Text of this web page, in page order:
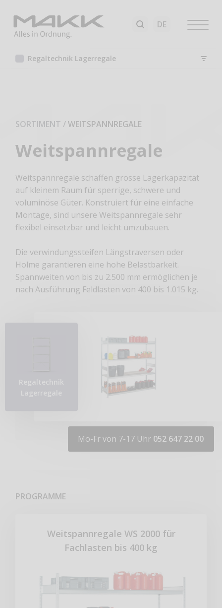
Regaltechnik Lagerregale
SORTIMENT /WEITSPANNREGALE
Weitspannregale
Weitspannregale schaffen grosse Lagerkapazität
auf kleinem Raum für sperrige, schwere und
voluminöse Güter. Konstruiert für eine einfache
Montage, sind unsere Weitspannregale sehr
flexibel einsetzbar und leicht umzubauen.
Die verwindungssteifen Längstraversen oder
Holme garantieren eine hohe Belastbarkeit.
Spannweiten von bis zu 2.500 mm ermöglichen je
nach Ausführung Feldlasten von 400 bis 1.015 kg.
Regaltechnik
Lagerregale
Mo-Fr von 7-17 Uhr 052 647 22 00
PROGRAMME
Weitspannregale WS 2000 für
Fachlasten bis 400 kg